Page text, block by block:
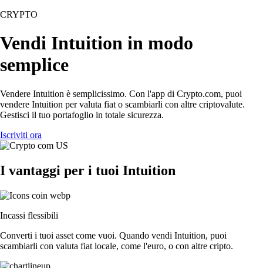
CRYPTO
Vendi Intuition in modo
semplice
Vendere Intuition è semplicissimo. Con l'app di Crypto.com, puoi
vendere Intuition per valuta fiat o scambiarli con altre criptovalute.
Gestisci il tuo portafoglio in totale sicurezza.
Iscriviti ora
I vantaggi per i tuoi Intuition
Incassi flessibili
Converti i tuoi asset come vuoi. Quando vendi Intuition, puoi
scambiarli con valuta fiat locale, come l'euro, o con altre cripto.